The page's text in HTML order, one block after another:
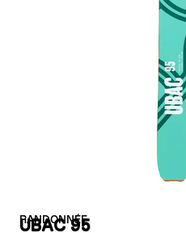
RANDONNÉE
UBAC 95